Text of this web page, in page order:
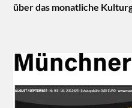
über das monatliche